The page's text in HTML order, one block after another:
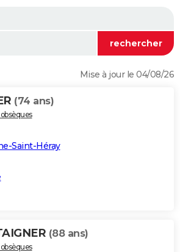
Mise à jour le 04/08/26
(74 ans)
Saint-Héray
(88 ans)